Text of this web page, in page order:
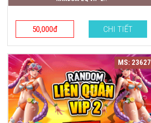
50,000đ CHI TIẾT
MS: 23627